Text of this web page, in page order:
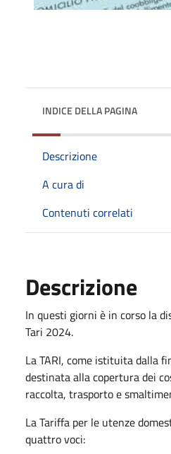
INDICE DELLA PAGINA
Descrizione
A cura di
Contenuti correlati
Descrizione
In questi giorni è in corso la
Tari 2024.
La TARI, come istituita dalla
destinata alla copertura dei
raccolta, trasporto e
La Tariffa per le utenze
quattro voci: